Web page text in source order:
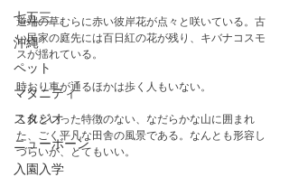
七五三
沖縄
ペット
マタニティ
スタジオ
ニューボーン
入園入学
道端の草むらに赤い彼岸花が点々と咲いている。古
い民家の庭先には百日紅の花が残り、キバナコスモ
スが揺れている。
時おり車が通るほかは歩く人もいない。
これといった特徴のない、なだらかな山に囲まれ
た、ごく平凡な田舎の風景である。なんとも形容し
づらいが、とてもいい。